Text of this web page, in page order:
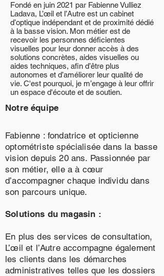
Fondé en juin 2021 par Fabienne Vulliez
Ladava, L’œil et l’Autre est un cabinet
d’optique indépendant et de proximité dédié
à la basse vision. Mon métier est de
recevoir les personnes déficientes
visuelles pour leur donner accès à des
solutions concrètes, aides visuelles ou
aides techniques, afin d’être plus
autonomes et d’améliorer leur qualité de
vie. C'est pourquoi, je m’engage à leur offrir
un espace d'écoute et de soutien.
Notre équipe
Fabienne : fondatrice et opticienne
optométriste spécialisée dans la basse
vision depuis 20 ans. Passionnée par
son métier, elle a à cœur
d’accompagner chaque individu dans
son parcours unique.
Solutions du magasin :
En plus des services de consultation,
L’œil et l’Autre accompagne également
les clients dans les démarches
administratives telles que les dossiers